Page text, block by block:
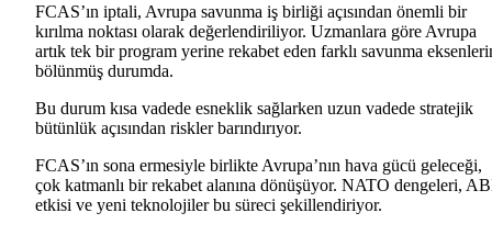
FCAS’ın iptali, Avrupa savunma iş birliği açısından önemli bir
kırılma noktası olarak değerlendiriliyor. Uzmanlara göre Avrupa
artık tek bir program yerine rekabet eden farklı savunma
bölünmüş durumda.
Bu durum kısa vadede esneklik sağlarken uzun vadede stratejik
bütünlük açısından riskler barındırıyor.
FCAS’ın sona ermesiyle birlikte Avrupa’nın hava gücü geleceği,
çok katmanlı bir rekabet alanına dönüşüyor. NATO dengeleri,
etkisi ve yeni teknolojiler bu süreci şekillendiriyor.